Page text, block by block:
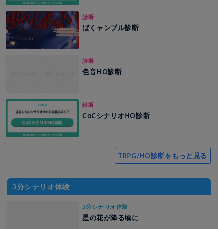
診断
ばくャンブル診断
診断
色音HO診断
診断
CoCシナリオHO診断
TRPG/HO診断をもっと見る
3分シナリオ体験
3分シナリオ体験
星の花が降る頃に